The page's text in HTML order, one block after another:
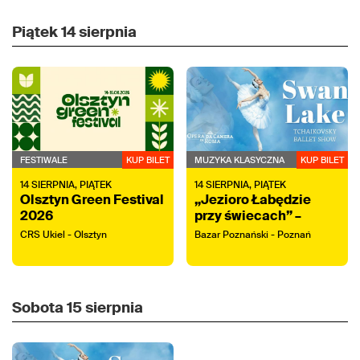
Piątek14 sierpnia
FESTIWALE KUP BILET
14SIERPNIA, PIĄTEK
Olsztyn Green Festival
2026
CRS Ukiel - Olsztyn
MUZYKA KLASYCZNA KUP BILET
14SIERPNIA, PIĄTEK
„Jezioro Łabędzie
przy świecach” –
koncert z tańcem na
Bazar Poznański - Poznań
Sobota 15 sierpnia